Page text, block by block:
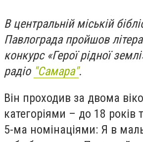
В центральній міській
Павлограда пройшов
конкурс «Герої рідної
радіо "Самара".
Він проходив за двома
категоріями – до 18 років
5-ма номінаціями: Я в